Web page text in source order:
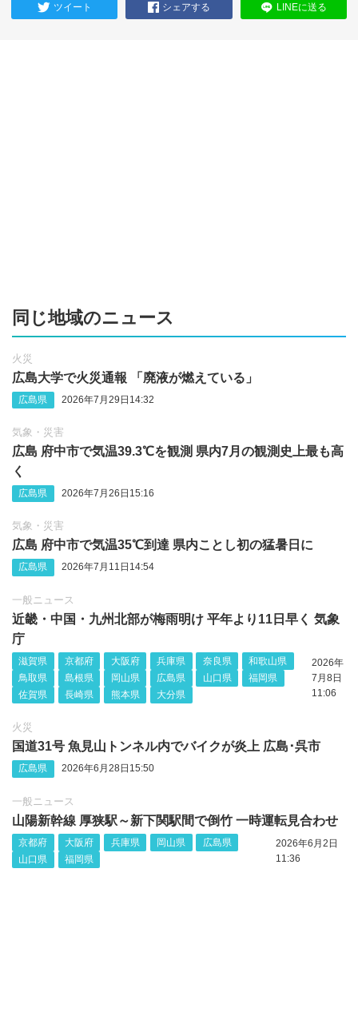
ツイート シェアする LINEに送る
同じ地域のニュース
火災
広島大学で火災通報 「廃液が燃えている」
広島県 2026年7月29日14:32
気象・災害
広島 府中市で気温39.3℃を観測 県内7月の観測史上最も高
く
広島県 2026年7月26日15:16
気象・災害
広島 府中市で気温35℃到達 県内ことし初の猛暑日に
広島県 2026年7月11日14:54
一般ニュース
近畿・中国・九州北部が梅雨明け 平年より11日早く 気象
庁
滋賀県 京都府 大阪府 兵庫県 奈良県
和歌山県
鳥取県
島根県 岡山県 広島県 山口県
福岡県
佐賀県
長崎県 熊本県 大分県
2026年
7月8日
11:06
火災
国道31号 魚見山トンネル内でバイクが炎上 広島･呉市
広島県 2026年6月28日15:50
一般ニュース
山陽新幹線 厚狭駅～新下関駅間で倒竹 一時運転見合わせ
京都府 大阪府 兵庫県 岡山県
広島県
山口県
福岡県
2026年6月2日
11:36